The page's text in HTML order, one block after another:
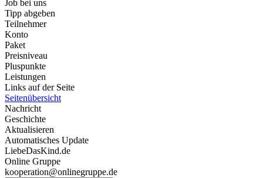
Job bei uns
Tipp abgeben
Teilnehmer
Konto
Paket
Preisniveau
Pluspunkte
Leistungen
Links auf der Seite
Seitenübersicht
Nachricht
Geschichte
Aktualisieren
Automatisches Update
LiebeDasKind.de
Online Gruppe
kooperation@onlinegruppe.de